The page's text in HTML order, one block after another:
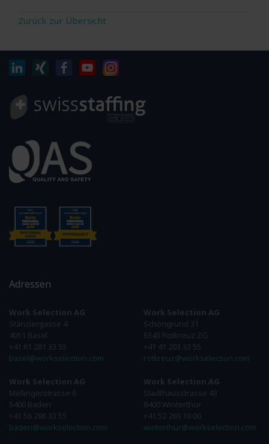
Zurück zur Übersicht
Adressen
Work Selection AG
Stänzlergasse 4
4051 Basel
+41 61 281 33 55
basel@workselection.com
Work Selection AG
Mellingerstrasse 6
5400 Baden
+41 56 296 33 55
baden@workselection.com
Work Selection AG
Schöngrund 31
6343 Rotkreuz ZG
+41 41 203 33 55
rotkreuz@workselection.com
Work Selection AG
Stadthausstrasse 43
8400 Winterthur
+41 52 269 10 00
winterthur@workselection.com